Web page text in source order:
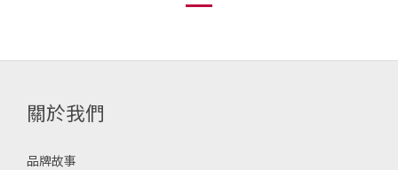
關於我們
品牌故事